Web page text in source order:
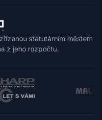
statutárním městem
z jeho rozpočtu.